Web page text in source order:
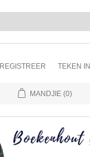
REGISTREER TEKEN IN
MANDJIE (0)